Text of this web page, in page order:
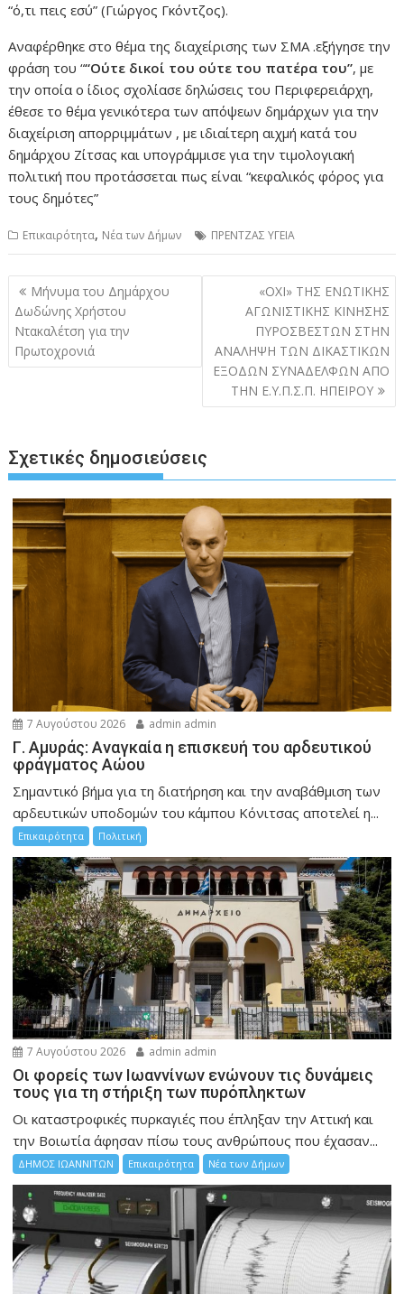
“ό,τι πεις εσύ” (Γιώργος Γκόντζος).
Αναφέρθηκε στο θέμα της διαχείρισης των ΣΜΑ .εξήγησε την
φράση του ““Ούτε δικοί του ούτε του πατέρα του”, με
την οποία ο ίδιος σχολίασε δηλώσεις του Περιφερειάρχη,
έθεσε το θέμα γενικότερα των απόψεων δημάρχων για την
διαχείριση απορριμμάτων , με ιδιαίτερη αιχμή κατά του
δημάρχου Ζίτσας και υπογράμμισε για την τιμολογιακή
πολιτική που προτάσσεται πως είναι “κεφαλικός φόρος για
τους δημότες”
Επικαιρότητα, Νέα των Δήμων ΠΡΕΝΤΖΑΣ ΥΓΕΙΑ
Πλοήγηση
άρθρων
Μήνυμα του Δημάρχου
Δωδώνης Χρήστου
Ντακαλέτση για την
Πρωτοχρονιά
«ΟΧΙ» ΤΗΣ ΕΝΩΤΙΚΗΣ
ΑΓΩΝΙΣΤΙΚΗΣ ΚΙΝΗΣΗΣ
ΠΥΡΟΣΒΕΣΤΩΝ ΣΤΗΝ
ΑΝΑΛΗΨΗ ΤΩΝ ΔΙΚΑΣΤΙΚΩΝ
ΕΞΟΔΩΝ ΣΥΝΑΔΕΛΦΩΝ ΑΠΟ
ΤΗΝ Ε.Υ.Π.Σ.Π. ΗΠΕΙΡΟΥ
Σχετικές δημοσιεύσεις
7 Αυγούστου 2026 admin admin
Γ. Αμυράς: Αναγκαία η επισκευή του αρδευτικού
φράγματος Αώου
Σημαντικό βήμα για τη διατήρηση και την αναβάθμιση των
αρδευτικών υποδομών του κάμπου Κόνιτσας αποτελεί η...
Επικαιρότητα Πολιτική
7 Αυγούστου 2026 admin admin
Οι φορείς των Ιωαννίνων ενώνουν τις δυνάμεις
τους για τη στήριξη των πυρόπληκτων
Οι καταστροφικές πυρκαγιές που έπληξαν την Αττική και
την Bοιωτία άφησαν πίσω τους ανθρώπους που έχασαν...
ΔΗΜΟΣ ΙΩΑΝΝΙΤΩΝ Επικαιρότητα Νέα των Δήμων